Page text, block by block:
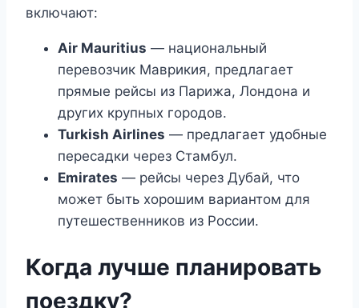
включают:
Air Mauritius — национальный
перевозчик Маврикия, предлагает
прямые рейсы из Парижа, Лондона и
других крупных городов.
Turkish Airlines — предлагает удобные
пересадки через Стамбул.
Emirates — рейсы через Дубай, что
может быть хорошим вариантом для
путешественников из России.
Когда лучше планировать
поездку?